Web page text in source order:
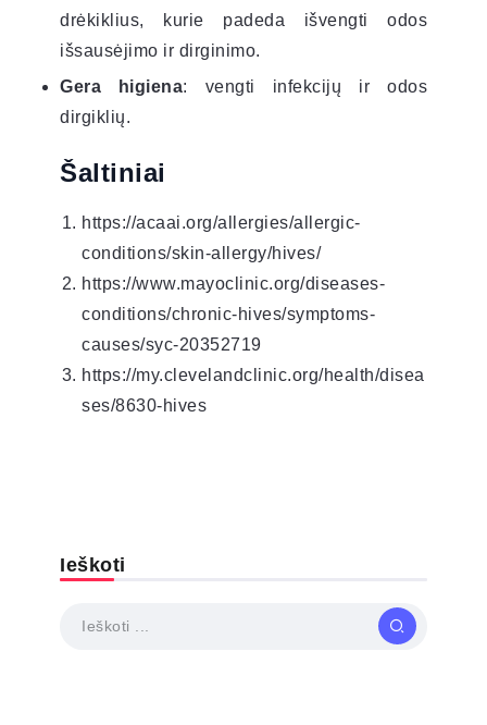
drėkiklius, kurie padeda išvengti odos
išsausėjimo ir dirginimo.
Gera higiena: vengti infekcijų ir odos
dirgiklių.
Šaltiniai
https://acaai.org/allergies/allergic-
conditions/skin-allergy/hives/
https://www.mayoclinic.org/diseases-
conditions/chronic-hives/symptoms-
causes/syc-20352719
https://my.clevelandclinic.org/health/disea
ses/8630-hives
Ieškoti